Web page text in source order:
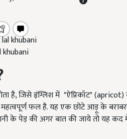
है, जिसे इंग्लिश में "ऐप्रिकॉट"
फल है. यह एक छोटे आड़ू के
के पेड़ की अगर बात की जाये तो यह कद